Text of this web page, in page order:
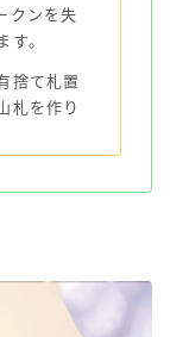
クンを失
す。
捨て札置
札を作り